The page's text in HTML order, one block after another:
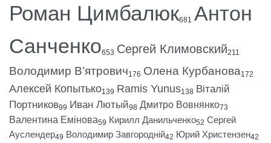
Роман Цимбалюк681 Антон
Санченко653 Сергей Климовский211
Володимир В’ятрович176 Олена Курбанова172
Алексей Копытько139 Ramis Yunus138 Віталій
Портников99 Иван Лютый98 Дмитро Вовнянко73
Валентина Емінова59 Кирилл Данильченко52 Сергей
Ауслендер49 Володимир Завгородній42 Юрий Христензен42